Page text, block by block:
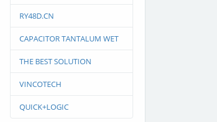
RY48D.CN
CAPACITOR TANTALUM WET
THE BEST SOLUTION
VINCOTECH
QUICK+LOGIC